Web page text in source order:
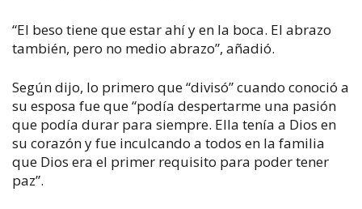
“El beso tiene que estar ahí y en la boca. El abrazo
también, pero no medio abrazo”, añadió.
Según dijo, lo primero que “divisó” cuando conoció a
su esposa fue que “podía despertarme una pasión
que podía durar para siempre. Ella tenía a Dios en
su corazón y fue inculcando a todos en la familia
que Dios era el primer requisito para poder tener
paz”.